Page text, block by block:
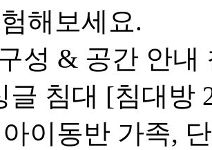
해보세요.
성 & 공간 안
글 침대 [침대방
이동반 가족,